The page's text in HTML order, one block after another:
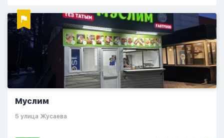
Муслим
5 улица Жусаева